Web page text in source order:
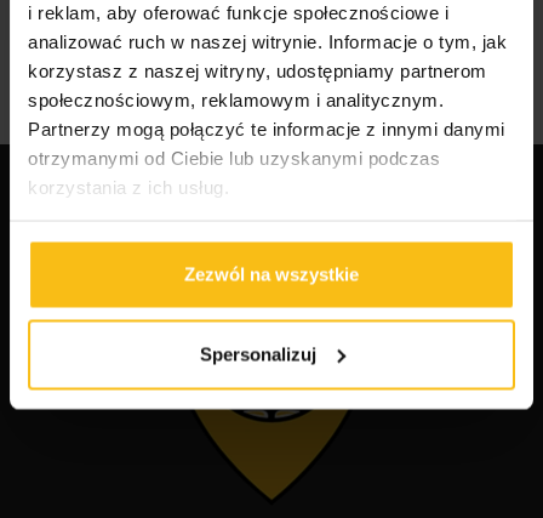
i reklam, aby oferować funkcje społecznościowe i
analizować ruch w naszej witrynie. Informacje o tym, jak
korzystasz z naszej witryny, udostępniamy partnerom
społecznościowym, reklamowym i analitycznym.
Partnerzy mogą połączyć te informacje z innymi danymi
otrzymanymi od Ciebie lub uzyskanymi podczas
korzystania z ich usług.
Zezwól na wszystkie
Spersonalizuj